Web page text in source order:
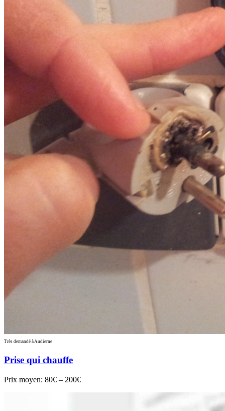
Très demandé à Audierne
Prise qui chauffe
Prix moyen: 80€ – 200€